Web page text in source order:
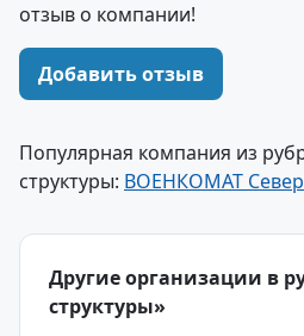
отзыв о компании!
Добавить отзыв
Популярная компания из
структуры: ВОЕНКОМАТ
Другие организации в
структуры»